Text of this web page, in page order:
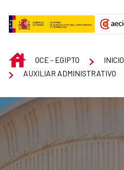
INICIOOCE - EGIPTO
INICIO
AUXILIAR ADMINISTRATIVO